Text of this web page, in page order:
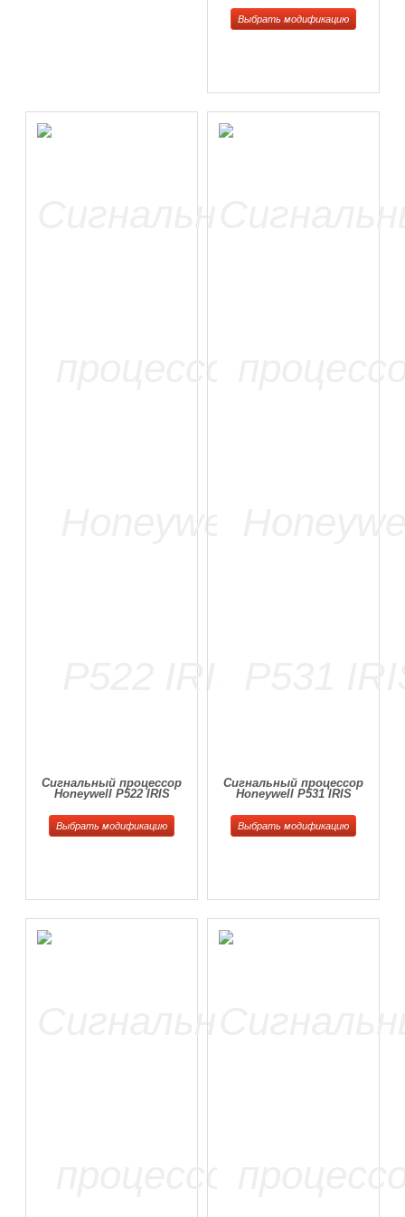
Выбрать модификацию
Сигнальный процессор
Honeywell P522 IRIS
Выбрать модификацию
Сигнальный процессор
Honeywell P531 IRIS
Выбрать модификацию